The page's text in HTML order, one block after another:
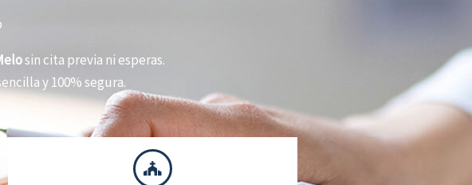
sin cita previa ni esperas.
y 100% segura.